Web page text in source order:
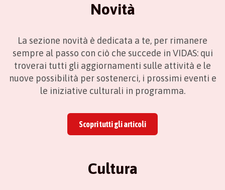
Novità
La sezione novità è dedicata a te, per rimanere
sempre al passo con ciò che succede in VIDAS: qui
troverai tutti gli aggiornamenti sulle attività e le
nuove possibilità per sostenerci, i prossimi eventi e
le iniziative culturali in programma.
Scopri tutti gli articoli
Cultura